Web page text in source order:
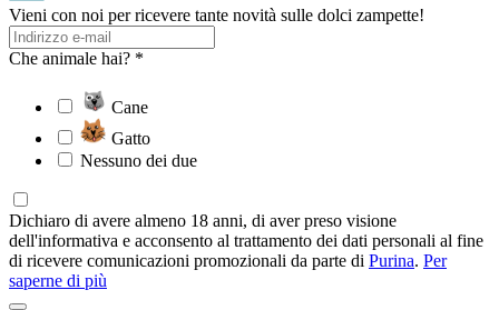
Vieni con noi per ricevere tante novità sulle dolci zampette!
Che animale hai? *
Cane
Gatto
Nessuno dei due
Dichiaro di avere almeno 18 anni, di aver preso visione
dell'informativa e acconsento al trattamento dei dati personali al fine
di ricevere comunicazioni promozionali da parte di Purina. Per
saperne di più